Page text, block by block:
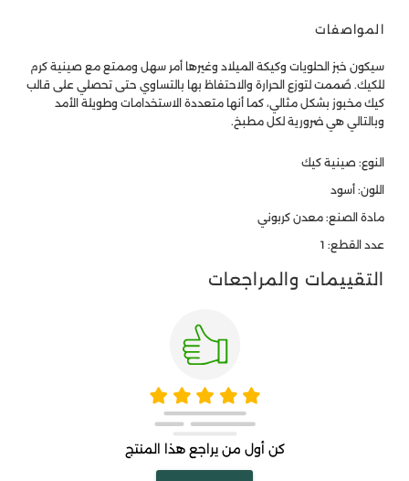
المواصفات
سيكون خبز الحلويات وكيكة الميلاد وغيرها أمر سهل وممتع مع صينية كرم
للكيك. صُممت لتوزع الحرارة والاحتفاظ بها بالتساوي حتى تحصلي على قالب
كيك مخبوز بشكل مثالي، كما أنها متعددة الاستخدامات وطويلة الأمد
وبالتالي هي ضرورية لكل مطبخ.
النوع: صينية كيك
اللون: أسود
مادة الصنع: معدن كربوني
عدد القطع: 1
التقييمات والمراجعات
كن أول من يراجع هذا المنتج